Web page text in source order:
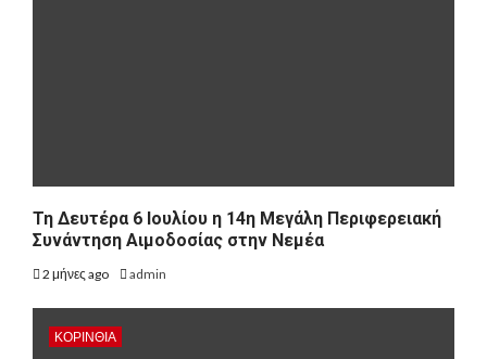
Τη Δευτέρα 6 Ιουλίου η 14η Μεγάλη Περιφερειακή
Συνάντηση Αιμοδοσίας στην Νεμέα
2 μήνες ago admin
ΚΟΡΙΝΘΊΑ